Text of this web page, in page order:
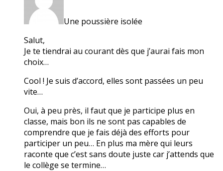
Une poussière isolée
Salut,
Je te tiendrai au courant dès que j’aurai fais mon
choix…
Cool ! Je suis d’accord, elles sont passées un peu
vite…
Oui, à peu près, il faut que je participe plus en
classe, mais bon ils ne sont pas capables de
comprendre que je fais déjà des efforts pour
participer un peu… En plus ma mère qui leurs
raconte que c’est sans doute juste car j’attends que
le collège se termine…